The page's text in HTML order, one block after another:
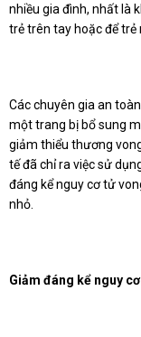
nhiều gia đình, nhất là
trẻ trên tay hoặc để trẻ
Các chuyên gia an
một trang bị bổ sung
giảm thiểu thương
tế đã chỉ ra việc sử
đáng kể nguy cơ tử
nhỏ.
Giảm đáng kể nguy